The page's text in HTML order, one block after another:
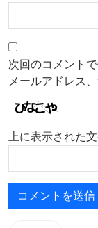
次回のコメント
メールアドレス
上に表示された